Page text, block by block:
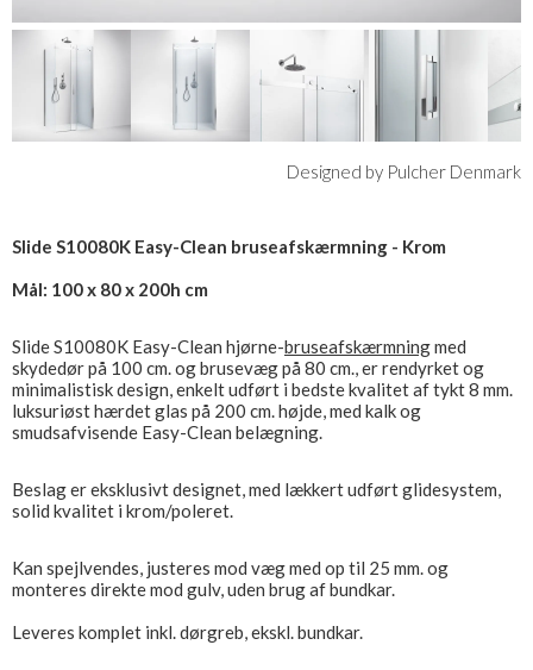
Designed by Pulcher Denmark
Slide S10080K Easy-Clean bruseafskærmning - Krom
Mål: 100 x 80 x 200h cm
Slide S10080K Easy-Clean hjørne-bruseafskærmningmed
skydedør på 100 cm. og brusevæg på 80 cm., er rendyrket og
minimalistisk design, enkelt udført i bedste kvalitet af tykt 8 mm.
luksuriøst hærdet glas på 200 cm. højde, med kalk og
smudsafvisende Easy-Clean belægning.
Beslag er eksklusivt designet, med lækkert udført glidesystem,
solid kvalitet i krom/poleret.
Kan spejlvendes, justeres mod væg med op til 25 mm. og
monteres direkte mod gulv, uden brug af bundkar.
Leveres komplet inkl. dørgreb, ekskl. bundkar.